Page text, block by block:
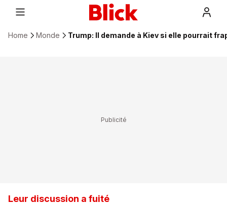
Home Monde Trump: Il demande à Kiev si elle pourrait
Leur discussion a fuité